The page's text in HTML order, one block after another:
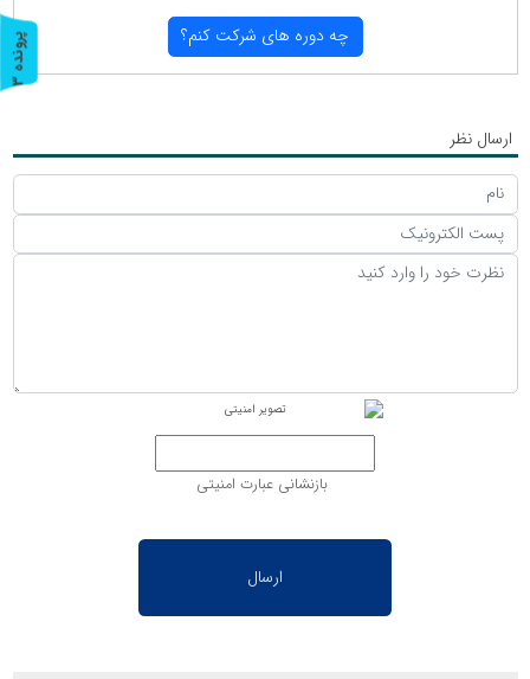
چه دوره های شركت كنم؟
ارسال نظر
بازنشانی عبارت امنیتی
پ
ر
و
ن
د
ه
3